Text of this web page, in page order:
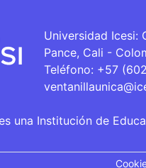
Universidad Icesi:
Pance, Cali -
Teléfono: +57
una Institución de